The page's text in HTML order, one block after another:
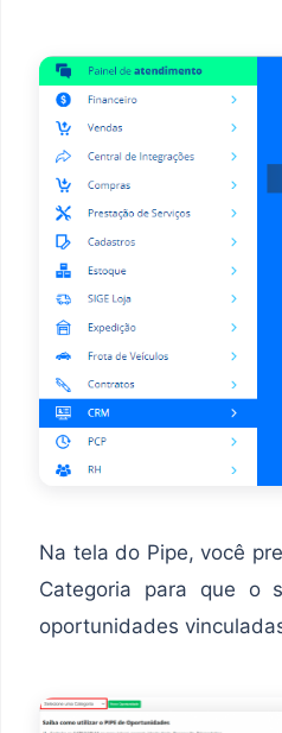
Na tela do Pipe, você
Categoria para que o
oportunidades